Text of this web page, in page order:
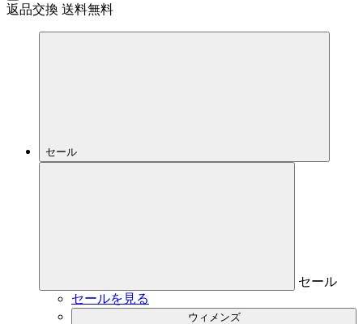
返品交換 送料無料
セール
セール
セールを見る
ウィメンズ